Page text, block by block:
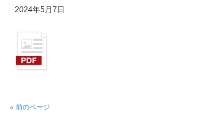
2024年5月7日
« 前のページ